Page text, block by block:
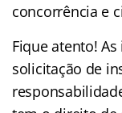
concorrência e
Fique atento!
solicitação de